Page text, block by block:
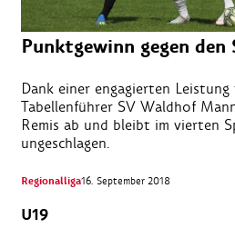
Punktgewinn gegen
Dank einer engagierten
Tabellenführer SV Waldhof
Remis ab und bleibt im vierten
ungeschlagen.
Regionalliga16. September 2018
U19